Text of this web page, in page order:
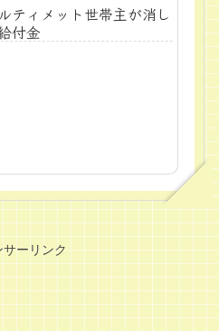
ティメット世帯主が消し
付金
サーリンク